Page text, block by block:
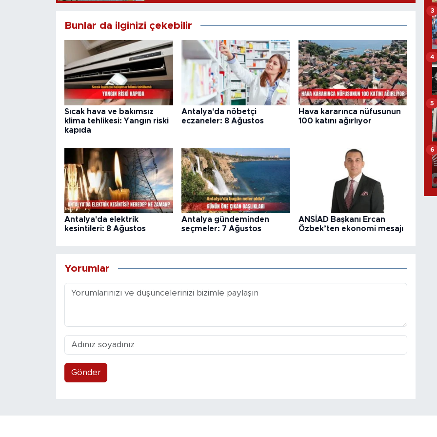
Bunlar da ilginizi çekebilir
Sıcak hava ve bakımsız
klima tehlikesi: Yangın riski
kapıda
Antalya'da nöbetçi
eczaneler: 8 Ağustos
Hava kararınca nüfusunun
100 katını ağırlıyor
Antalya'da elektrik
kesintileri: 8 Ağustos
Antalya gündeminden
seçmeler: 7 Ağustos
ANSİAD Başkanı Ercan
Özbek’ten ekonomi mesajı
Yorumlar
Gönder
3
4
5
6